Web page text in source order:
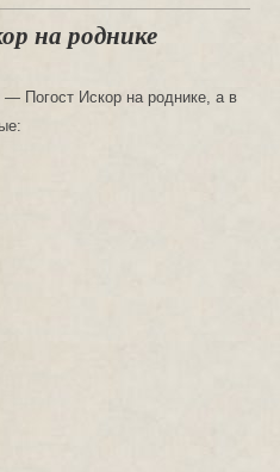
на роднике
— Погост Искор на роднике, а в